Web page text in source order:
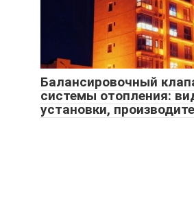
Балансировочный
системы отопления:
установки,